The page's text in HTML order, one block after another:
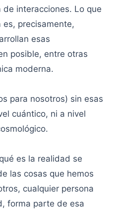
interacciones. Lo que
es, precisamente,
esas
posible, entre otras
moderna.
para nosotros) sin esas
cuántico, ni a nivel
es la realidad se
las cosas que hemos
cualquier persona
forma parte de esa